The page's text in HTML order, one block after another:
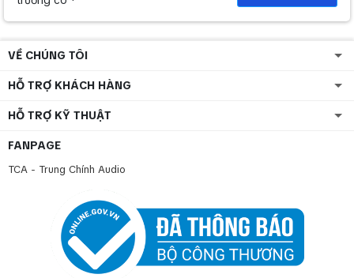
VỀ CHÚNG TÔI
HỖ TRỢ KHÁCH HÀNG
HỖ TRỢ KỸ THUẬT
FANPAGE
TCA - Trung Chính Audio